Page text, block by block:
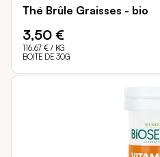
Thé Brûle Graisses - bio
3,50 €
116,67 € / KG
BOITE DE 30G